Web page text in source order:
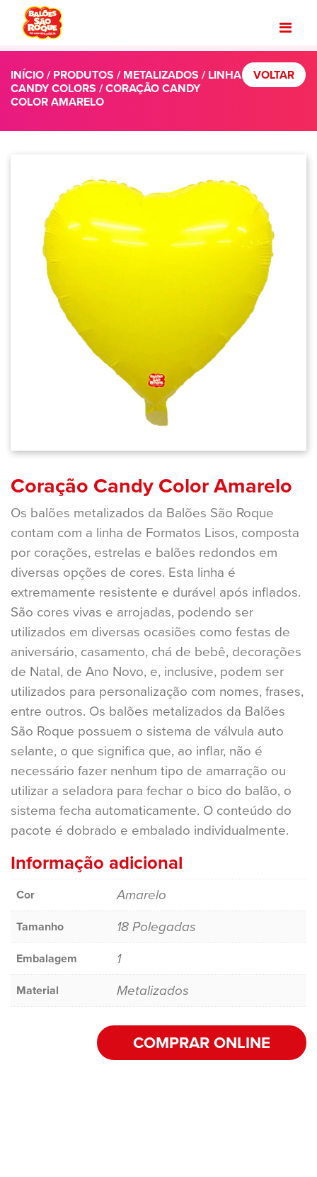
INÍCIO/PRODUTOS / METALIZADOS / LINHA
CANDY COLORS / CORAÇÃO CANDY
COLOR AMARELO
VOLTAR
Coração Candy Color Amarelo
Os balões metalizados da Balões São Roque
contam com a linha de Formatos Lisos, composta
por corações, estrelas e balões redondos em
diversas opções de cores. Esta linha é
extremamente resistente e durável após inflados.
São cores vivas e arrojadas, podendo ser
utilizados em diversas ocasiões como festas de
aniversário, casamento, chá de bebê, decorações
de Natal, de Ano Novo, e, inclusive, podem ser
utilizados para personalização com nomes, frases,
entre outros. Os balões metalizados da Balões
São Roque possuem o sistema de válvula auto
selante, o que significa que, ao inflar, não é
necessário fazer nenhum tipo de amarração ou
utilizar a seladora para fechar o bico do balão, o
sistema fecha automaticamente. O conteúdo do
pacote é dobrado e embalado individualmente.
Informação adicional
Cor Amarelo
Tamanho 18 Polegadas
Embalagem 1
Material Metalizados
COMPRAR ONLINE